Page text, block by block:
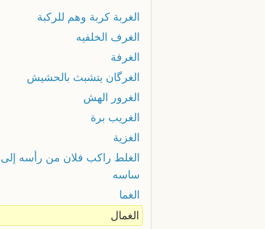
الغربة كربة وهم للركبة
الغرف الخلفيه
الغرفة
الغرگان يتشبث بالحشيش
الغرور الهش
الغريب برة
الغزية
الغلط راكب فلان من رأسه إلى
ساسه
الغما
الغمال